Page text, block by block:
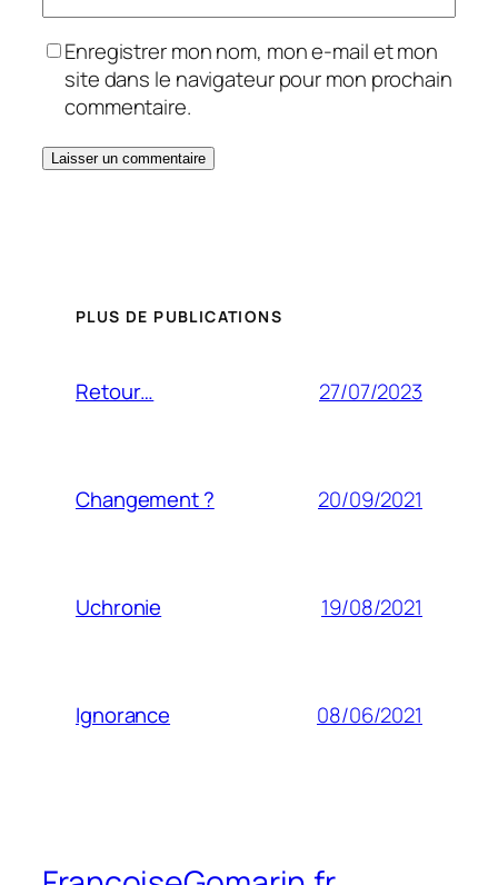
Enregistrer mon nom, mon e-mail et mon
site dans le navigateur pour mon prochain
commentaire.
PLUS DE PUBLICATIONS
Retour… 27/07/2023
Changement ? 20/09/2021
Uchronie 19/08/2021
Ignorance 08/06/2021